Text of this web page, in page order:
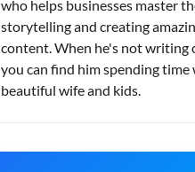
who helps businesses master
storytelling and creating
content. When he's not writing
you can find him spending time
beautiful wife and kids.